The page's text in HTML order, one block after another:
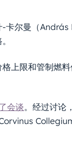
卡尔曼（
上限和管制燃
会谈。经过讨论